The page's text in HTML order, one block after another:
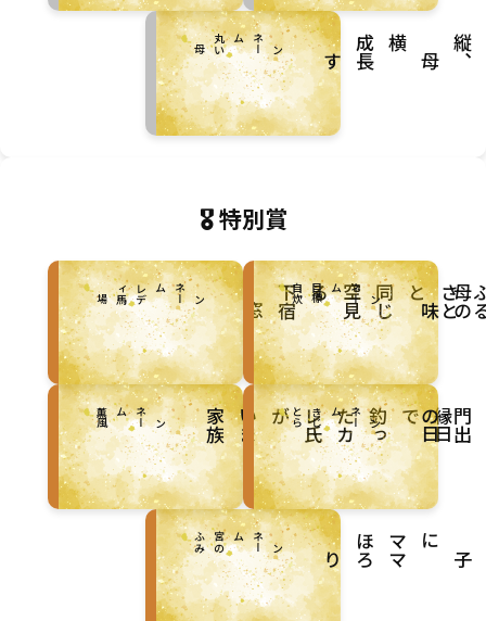
ペ
ン ネ
ー ム
： 丸
い母
学
は
、母
長す
🎖 特別賞
ペ
ン ネ
ー ム
： レ
デ ィ
馬場
る
と
じ
見
宿窓
ペ
ン
ネ
ー
ム
：
目
標
自
炊
京
日
恋
の味
ペ
ン
ネ
ー
ム
：
薫
風 縁
日
で
釣
っ
た
カ
レ
氏
が
い
ま
家
族 ペ
ン
ネ
ー
ム
：
き
じ
と
ら 日
ペ
ン
ネ
ー
ム
：
宮
の
ふ
み
を
っ
け
す
が子
マ
ろり